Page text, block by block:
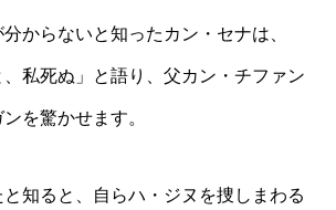
からないと知ったカン・セナは、
、私死ぬ」と語り、父カン・チファン
を驚かせます。
知ると、自らハ・ジヌを捜しまわる